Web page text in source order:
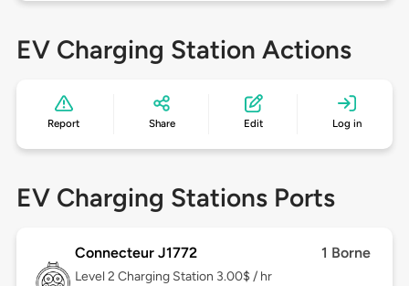
EV Charging Station Actions
Report Share Edit Log in
EV Charging Stations Ports
Connecteur J1772 1 Borne
Level 2 Charging Station 3.00$ / hr